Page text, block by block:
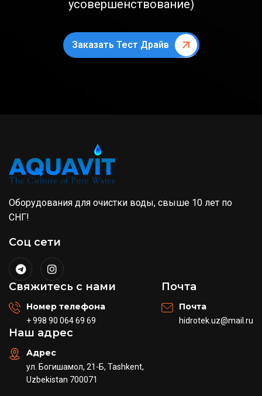
усовершенствование)
Заказать Тест Драйв
Оборудования для очистки воды, свыше 10 лет по
СНГ!
Соц сети
Свяжитесь с нами
Номер телефона
+ 998 90 064 69 69
Почта
Почта
hidrotek.uz@mail.ru
Наш адрес
Адрес
ул. Богишамол, 21-Б, Tashkent,
Uzbekistan 700071